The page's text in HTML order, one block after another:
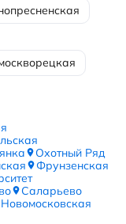
Охотный Ряд
Фрунзенская
Саларьево
Новомосковская